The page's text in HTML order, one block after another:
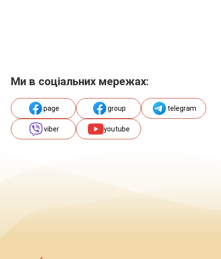
Ми в соціальних мережах:
page group telegram
viber youtube